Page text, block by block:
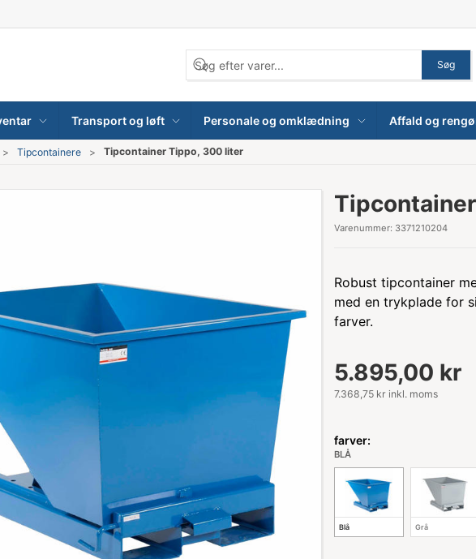
Søg
Transport og løft Personale og omklædning Affald og
Tipcontainere Tipcontainer Tippo, 300 liter
Varenummer: 3371210204
Robust tipcontainer
med en trykplade for
farver.
5.895,00 kr
7.368,75 kr inkl. moms
farver:
BLÅ
Blå Grå